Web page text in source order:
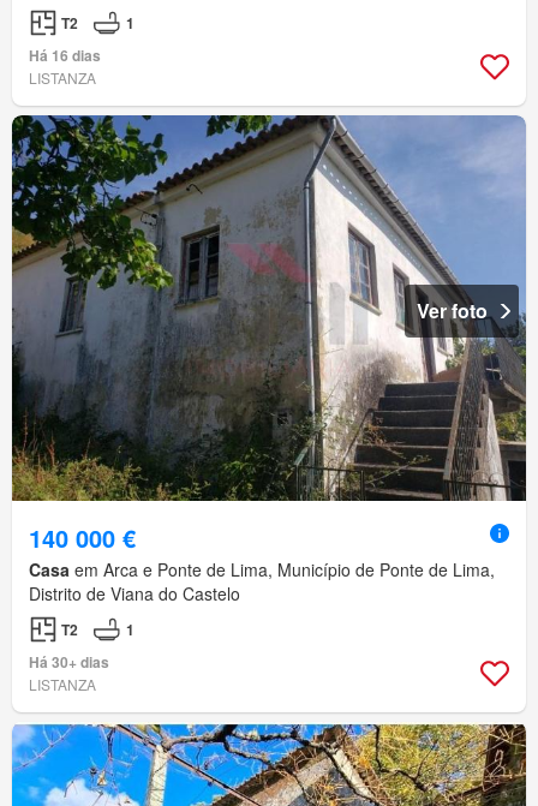
T2
1
Há 16 dias
LISTANZA
Ver foto
140 000 €
Casa em Arca e Ponte de Lima, Município de Ponte de Lima,
Distrito de Viana do Castelo
T2
1
Há 30+ dias
LISTANZA